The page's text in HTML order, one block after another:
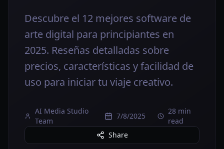
Descubre el 12 mejores software de
arte digital para principiantes en
2025. Reseñas detalladas sobre
precios, características y facilidad de
uso para iniciar tu viaje creativo.
AI Media Studio
Team
7/8/2025
28 min
read
Share